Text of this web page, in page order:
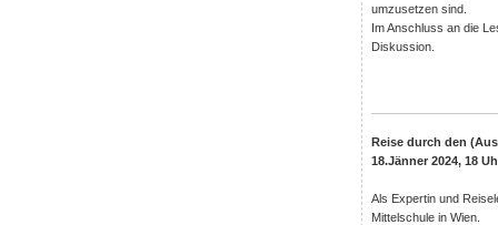
umzusetzen sind.
Im Anschluss an die
Diskussion.
Reise durch den
18.Jänner 2024, 18
Als Expertin und
Mittelschule in Wien.